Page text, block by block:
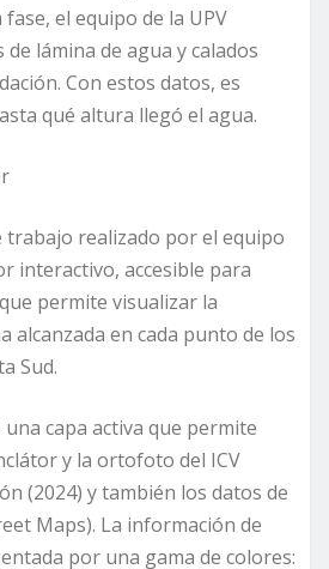
fase, el equipo de la UPV
lámina de agua y calados
Con estos datos, es
qué altura llegó el agua.
trabajo realizado por el equipo
interactivo, accesible para
permite visualizar la
alcanzada en cada punto de los
Sud.
una capa activa que permite
y la ortofoto del ICV
(2024) y también los datos de
Maps). La información de
por una gama de colores: